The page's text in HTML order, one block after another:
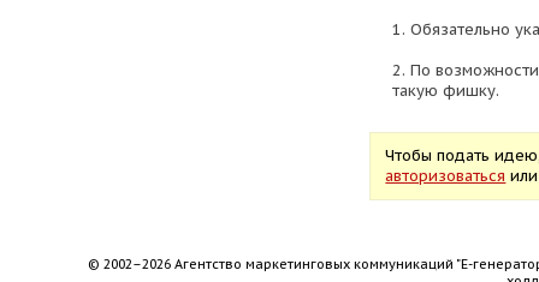
1. Обязательно
2. По
такую фишку.
Чтобы подать
авторизоваться
© 2002–2026 Агентство маркетинговых коммуникаций "Е-